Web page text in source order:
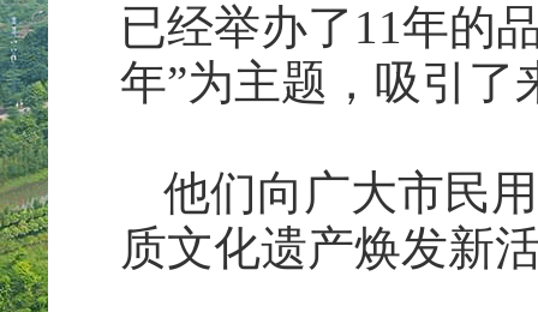
已经举办了11年的
年”为主题，吸引了
他们向广大市民
质文化遗产焕发新